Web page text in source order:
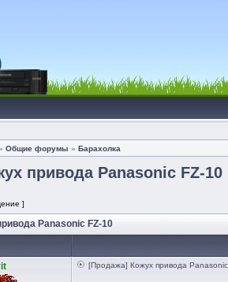
Общие форумы » Барахолка
привода Panasonic FZ-10
]
Panasonic FZ-10
[Продажа] Кожух привода